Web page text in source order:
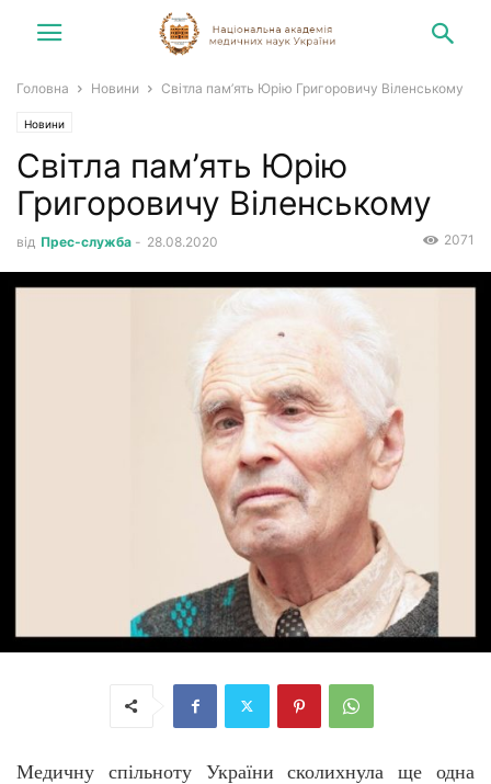
Головна Новини Світла пам’ять Юрію Григоровичу Віленському
Новини
Світла пам’ять Юрію
Григоровичу Віленському
від Прес-служба - 28.08.2020 2071
Медичну спільноту України сколихнула ще одна